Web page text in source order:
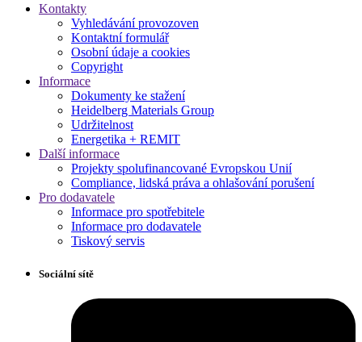
Kontakty
Vyhledávání provozoven
Kontaktní formulář
Osobní údaje a cookies
Copyright
Informace
Dokumenty ke stažení
Heidelberg Materials Group
Udržitelnost
Energetika + REMIT
Další informace
Projekty spolufinancované Evropskou Unií
Compliance, lidská práva a ohlašování porušení
Pro dodavatele
Informace pro spotřebitele
Informace pro dodavatele
Tiskový servis
Sociální sítě